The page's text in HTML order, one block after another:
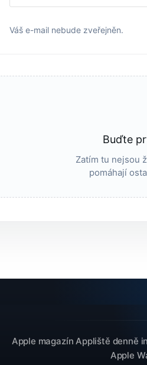
Váš e-mail nebude zveřejněn.
Buďte
Zatím tu nejsou
pomáhají
Apple magazín Appliště denně
Apple